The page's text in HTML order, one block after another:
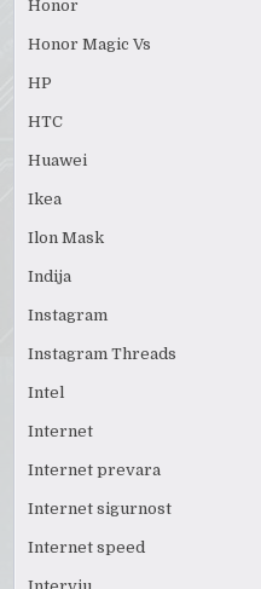
Honor
Honor Magic Vs
HP
HTC
Huawei
Ikea
Ilon Mask
Indija
Instagram
Instagram Threads
Intel
Internet
Internet prevara
Internet sigurnost
Internet speed